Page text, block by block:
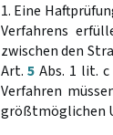
1. Eine
Verfahrens
zwischen den
Art.5 Abs. 1 lit.
Verfahren
größtmöglichen